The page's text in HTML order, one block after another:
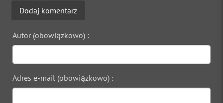
Dodaj komentarz
Autor (obowiązkowo) :
Adres e-mail (obowiązkowo) :